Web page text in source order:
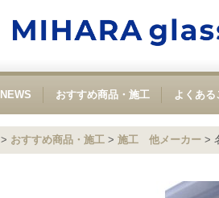
NEWS おすすめ商品・施工 よくある
> おすすめ商品・施工 > 施工 他メーカー >